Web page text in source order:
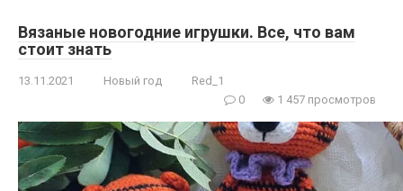
Вязаные новогодние игрушки. Все, что вам
стоит знать
13.11.2021 Новый год
Red_1
0
1 457 просмотров